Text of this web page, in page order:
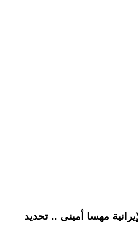
مهسا أمينى .. تحديد